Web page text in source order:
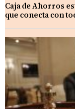
Caja de Ahorros
que conecta con